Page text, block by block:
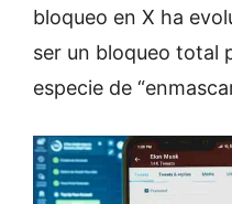
bloqueo en X ha
ser un bloqueo total
especie de